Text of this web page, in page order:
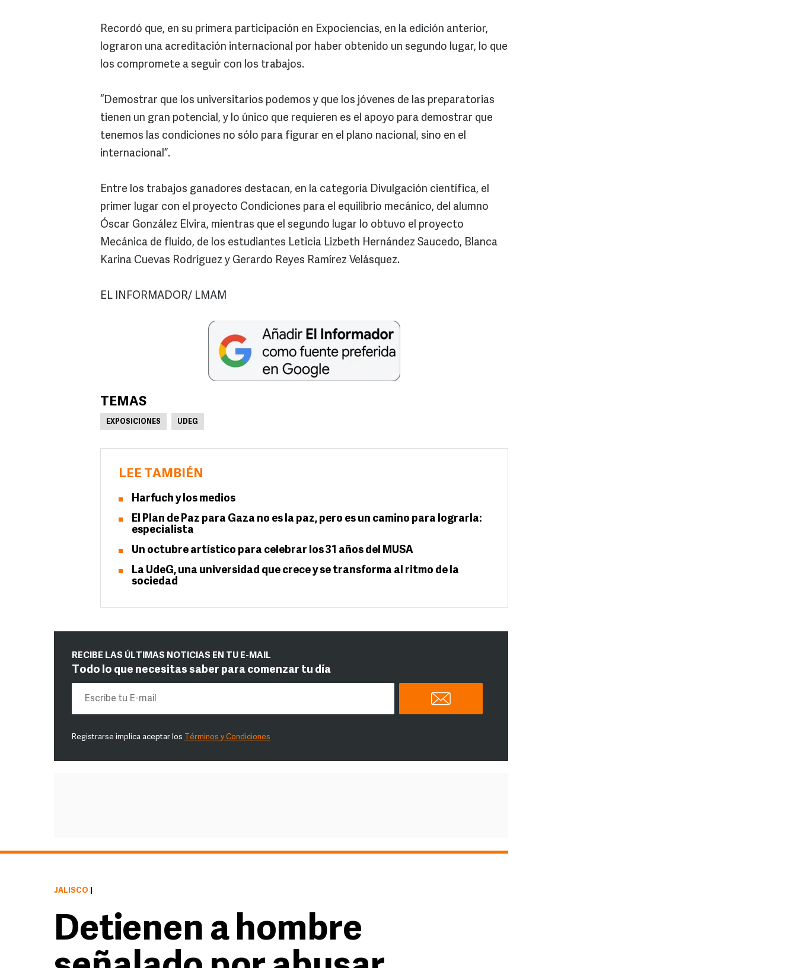
Recordó que, en su primera participación en Expociencias, en la edición anterior,
lograron una acreditación internacional por haber obtenido un segundo lugar, lo que
los compromete a seguir con los trabajos.
“Demostrar que los universitarios podemos y que los jóvenes de las preparatorias
tienen un gran potencial, y lo único que requieren es el apoyo para demostrar que
tenemos las condiciones no sólo para figurar en el plano nacional, sino en el
internacional”.
Entre los trabajos ganadores destacan, en la categoría Divulgación científica, el
primer lugar con el proyecto Condiciones para el equilibrio mecánico, del alumno
Óscar González Elvira, mientras que el segundo lugar lo obtuvo el proyecto
Mecánica de fluido, de los estudiantes Leticia Lizbeth Hernández Saucedo, Blanca
Karina Cuevas Rodríguez y Gerardo Reyes Ramírez Velásquez.
EL INFORMADOR/ LMAM
TEMAS
EXPOSICIONES UDEG
LEE TAMBIÉN
Harfuch y los medios
El Plan de Paz para Gaza no es la paz, pero es un camino para lograrla:
especialista
Un octubre artístico para celebrar los 31 años del MUSA
La UdeG, una universidad que crece y se transforma al ritmo de la
sociedad
RECIBE LAS ÚLTIMAS NOTICIAS EN TU E-MAIL
Todo lo que necesitas saber para comenzar tu día
Registrarse implica aceptar los Términos y Condiciones
JALISCO
Detienen a hombre